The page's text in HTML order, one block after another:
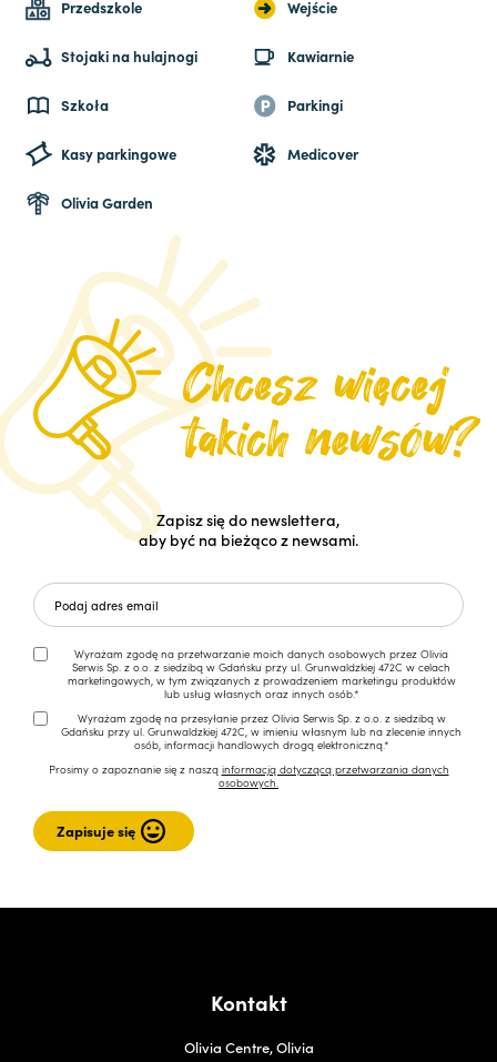
Przedszkole Wejście
Stojaki na hulajnogi Kawiarnie
Szkoła Parkingi
Kasy parkingowe Medicover
Olivia Garden
Zapisz się do newslettera,
aby być na bieżąco z newsami.
Wyrażam zgodę na przetwarzanie moich danych osobowych przez Olivia
Serwis Sp. z o.o. z siedzibą w Gdańsku przy ul. Grunwaldzkiej 472C w celach
marketingowych, w tym związanych z prowadzeniem marketingu produktów
lub usług własnych oraz innych osób.*
Wyrażam zgodę na przesyłanie przez Olivia Serwis Sp. z o.o. z siedzibą w
Gdańsku przy ul. Grunwaldzkiej 472C, w imieniu własnym lub na zlecenie innych
osób, informacji handlowych drogą elektroniczną.*
Prosimy o zapoznanie się z naszą informacją dotyczącą przetwarzania danych
osobowych.
Kontakt
Olivia Centre, Olivia